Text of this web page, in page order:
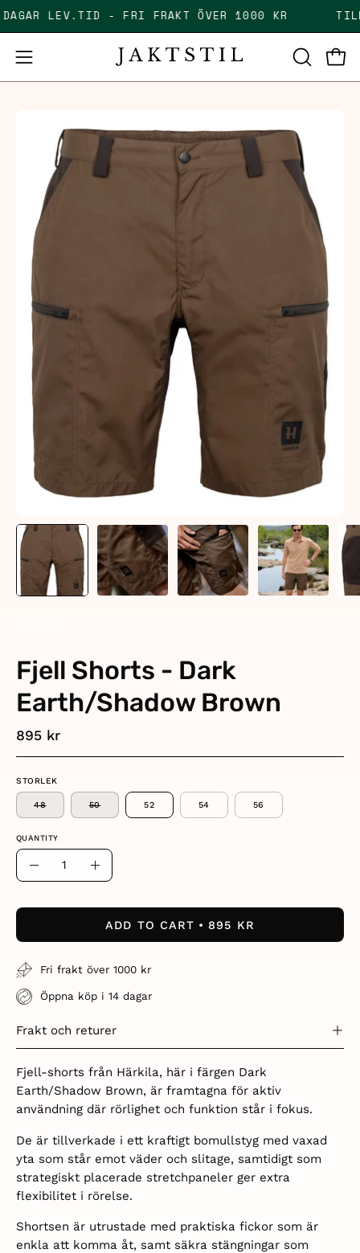
Skip
to
content
DAGAR LEV.TID - FRI FRAKT ÖVER 1000 KR
Open
navigation
OPEN
SEARCH
lightbox
Fjell Shorts - Dark
Earth/Shadow Brown
895 kr
STORLEK
48 50 52 54 56
QUANTITY
Quantity
Decrease Increase
ADD TO CART 895 KR
Fri frakt över 1000 kr
Öppna köp i 14 dagar
Frakt och returer
Fjell-shorts från Härkila, här i färgen Dark
Earth/Shadow Brown, är framtagna för aktiv
användning där rörlighet och funktion står i fokus.
De är tillverkade i ett kraftigt bomullstyg med vaxad
yta som står emot väder och slitage, samtidigt som
strategiskt placerade stretchpaneler ger extra
flexibilitet i rörelse.
Shortsen är utrustade med praktiska fickor som är
enkla att komma åt, samt säkra stängningar som